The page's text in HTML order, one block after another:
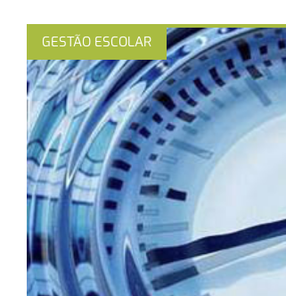
GESTÃO ESCOLAR